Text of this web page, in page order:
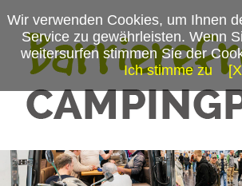
Wir verwenden Cookies, um Ihnen
Service zu gewährleisten. Wenn
weitersurfen stimmen Sie der
Ich stimme zu